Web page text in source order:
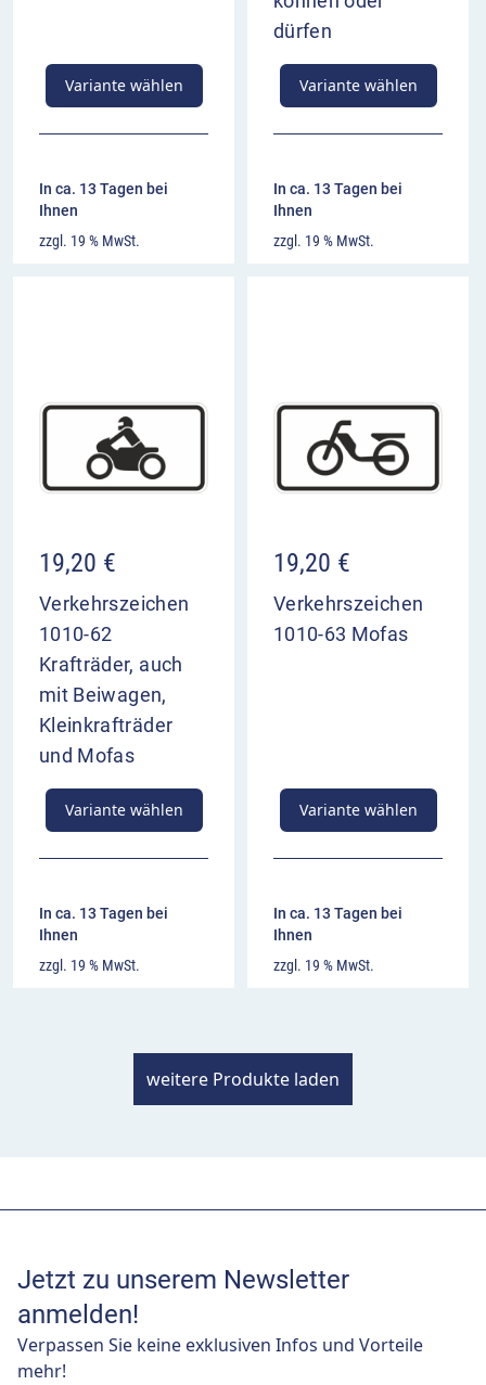
Variante wählen
In ca. 13 Tagen bei
Ihnen
zzgl. 19 % MwSt.
dürfen
Variante wählen
In ca. 13 Tagen bei
Ihnen
zzgl. 19 % MwSt.
19,20 €
Verkehrszeichen
1010-62
Krafträder, auch
mit Beiwagen,
Kleinkrafträder
und Mofas
Variante wählen
In ca. 13 Tagen bei
Ihnen
zzgl. 19 % MwSt.
19,20 €
Verkehrszeichen
1010-63 Mofas
Variante wählen
In ca. 13 Tagen bei
Ihnen
zzgl. 19 % MwSt.
weitere Produkte laden
Jetzt zu unserem Newsletter
anmelden!
Verpassen Sie keine exklusiven Infos und Vorteile
mehr!